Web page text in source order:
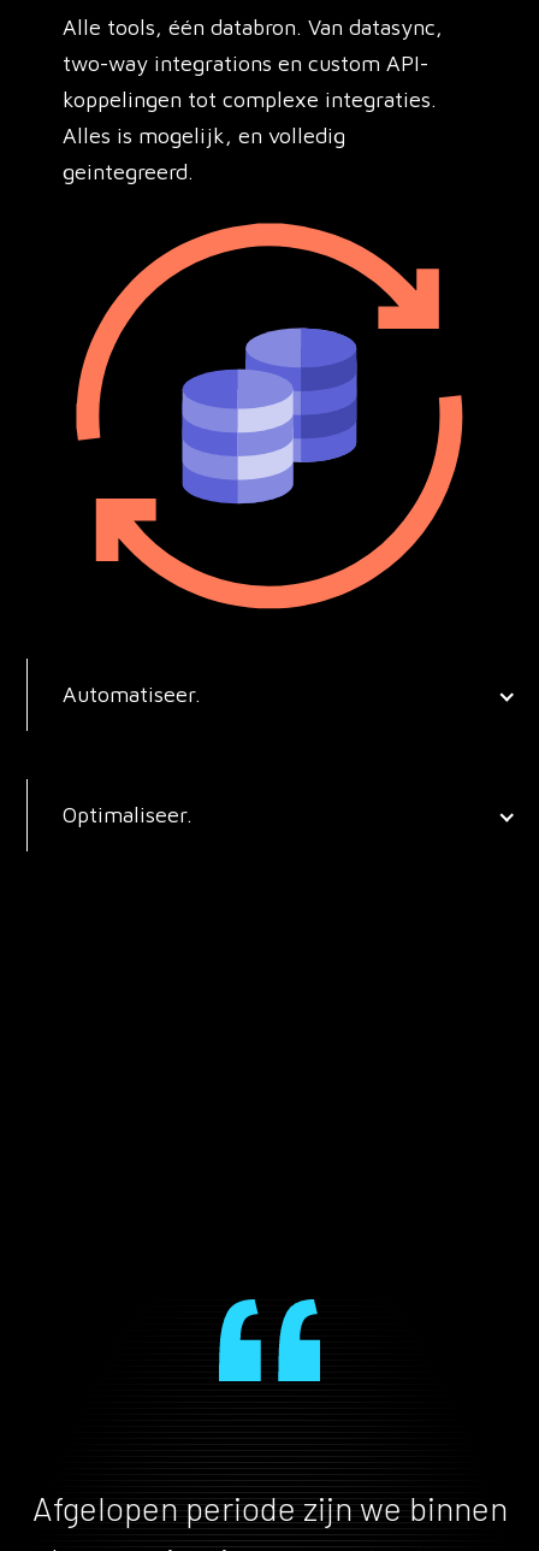
Alle tools, één databron. Van datasync,
two-way integrations en custom API-
koppelingen tot complexe integraties.
Alles is mogelijk, en volledig
geintegreerd.
Automatiseer.
Optimaliseer.
Afgelopen periode zijn we binnen